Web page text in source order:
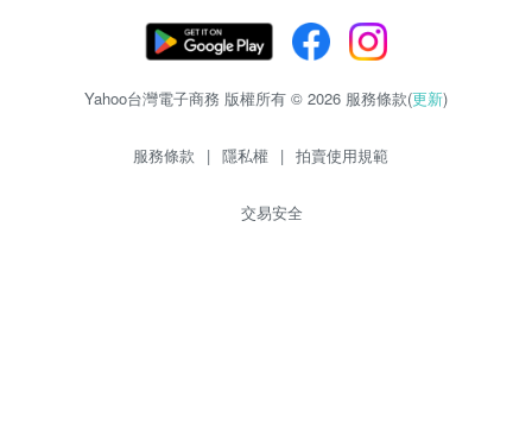
Yahoo台灣電子商務 版權所有 © 2026 服務條款(更新)
服務條款 | 隱私權 | 拍賣使用規範
交易安全